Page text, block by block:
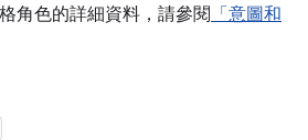
角色的詳細資料，請參閱 「意圖和